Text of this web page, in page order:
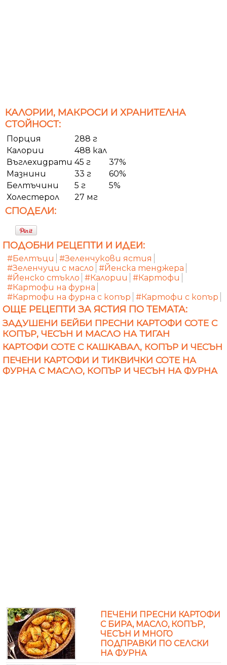
КАЛОРИИ, МАКРОСИ И ХРАНИТЕЛНА
СТОЙНОСТ:
Порция
288 г
Калории
488 кал
Въглехидрати 45 г
37%
Мазнини
33 г
60%
Белтъчини
5 г
5%
Холестерол
27 мг
СПОДЕЛИ:
ПОДОБНИ РЕЦЕПТИ И ИДЕИ:
#Белтъци
#Зеленчукови ястия
#Зеленчуци с масло #Йенска тенджера
#Йенско стъкло #Калории
#Картофи
#Картофи на фурна
#Картофи на фурна с копър #Картофи с копър
ОЩЕ РЕЦЕПТИ ЗА ЯСТИЯ ПО ТЕМАТА:
ЗАДУШЕНИ БЕЙБИ ПРЕСНИ КАРТОФИ СОТЕ С
КОПЪР, ЧЕСЪН И МАСЛО НА ТИГАН
КАРТОФИ СОТЕ С КАШКАВАЛ, КОПЪР И ЧЕСЪН
ПЕЧЕНИ КАРТОФИ И ТИКВИЧКИ СОТЕ НА
ФУРНА С МАСЛО, КОПЪР И ЧЕСЪН НА ФУРНА
ПЕЧЕНИ ПРЕСНИ КАРТОФИ
С БИРА, МАСЛО, КОПЪР,
ЧЕСЪН И МНОГО
ПОДПРАВКИ ПО СЕЛСКИ
НА ФУРНА